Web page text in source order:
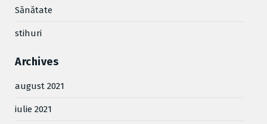
Sănătate
stihuri
Archives
august 2021
iulie 2021